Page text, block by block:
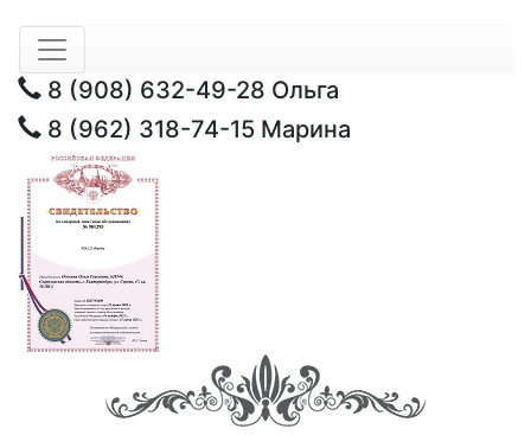
8 (908) 632-49-28 Ольга
8 (962) 318-74-15 Марина